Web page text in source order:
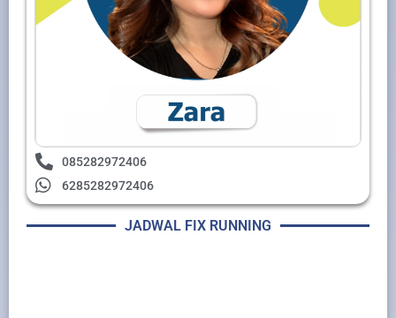
085282972406
6285282972406
JADWAL FIX RUNNING